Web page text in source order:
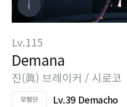
Lv.115
Demana
진(眞) 브레이커 / 시로코
Lv.39 Demacho